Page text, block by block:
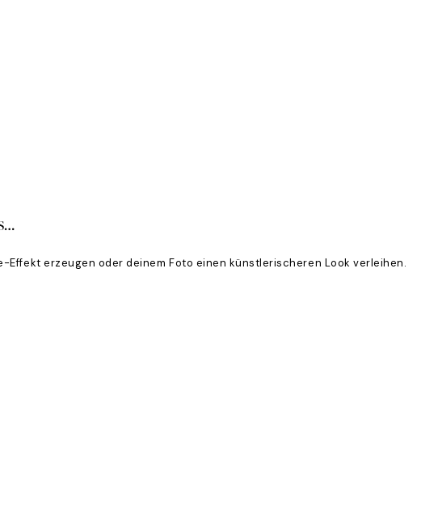
erzeugen oder deinem Foto einen künstlerischeren Look verleihen.